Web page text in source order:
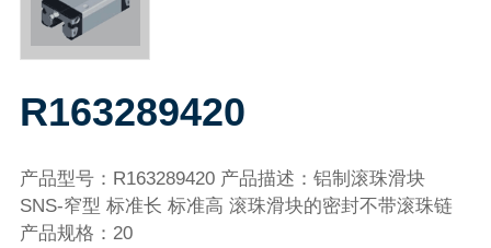
R163289420
产品型号：R163289420 产品描述：铝制滚珠滑块
SNS-窄型 标准长 标准高 滚珠滑块的密封不带滚珠链
产品规格：20